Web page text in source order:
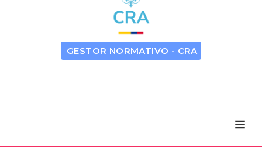
GESTOR NORMATIVO - CRA